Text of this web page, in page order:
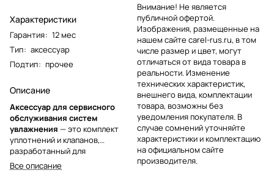
Характеристики
Гарантия: 12 мес
Тип: аксессуар
Подтип: прочее
Описание
Аксессуар для сервисного
обслуживания систем
увлажнения — это комплект
уплотнений и клапанов,
разработанный для
восстановления герметичности
и стабильной
Все описание
Внимание! Не является
публичной офертой.
Изображения, размещенные на
нашем сайте carel-rus.ru, в том
числе размер и цвет, могут
отличаться от вида товара в
реальности. Изменение
технических характеристик,
внешнего вида, комплектации
товара, возможны без
уведомления покупателя. В
случае сомнений уточняйте
характеристики и комплектацию
на официальном сайте
производителя.